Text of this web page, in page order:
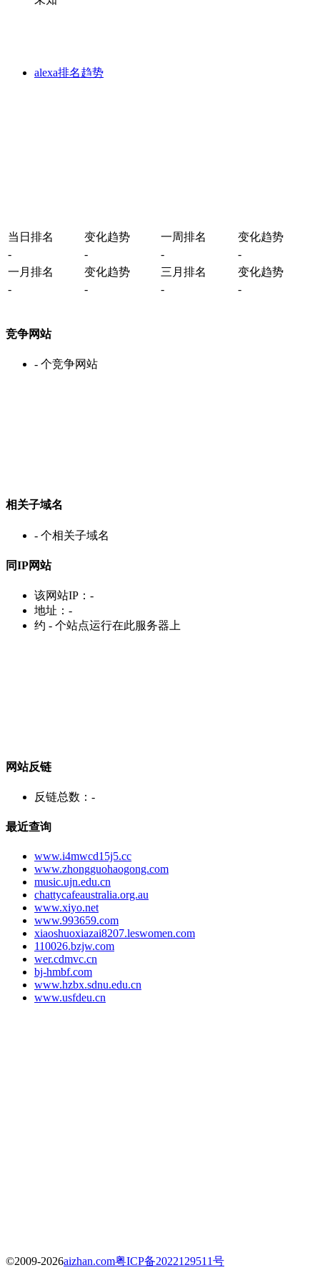
alexa排名趋势
当日排名 变化趋势 一周排名
变化趋势
-
- -
-
一月排名
变化趋势 三月排名
变化趋势
-
- - -
竞争网站
- 个竞争网站
相关子域名
- 个相关子域名
同IP网站
该网站IP： -
地址： -
约 - 个站点运行在此服务器上
网站反链
反链总数： -
最近查询
www.i4mwcd15j5.cc
www.zhongguohaogong.com
music.ujn.edu.cn
chattycafeaustralia.org.au
www.xiyo.net
www.993659.com
xiaoshuoxiazai8207.leswomen.com
110026.bzjw.com
wer.cdmvc.cn
bj-hmbf.com
www.hzbx.sdnu.edu.cn
www.usfdeu.cn
©2009-2026aizhan.com粤ICP备2022129511号